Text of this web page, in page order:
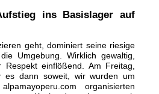
ins Basislager auf
geht, dominiert seine riesige
Umgebung. Wirklich gewaltig,
einflößend. Am Freitag,
es dann soweit, wir wurden um
organisierten